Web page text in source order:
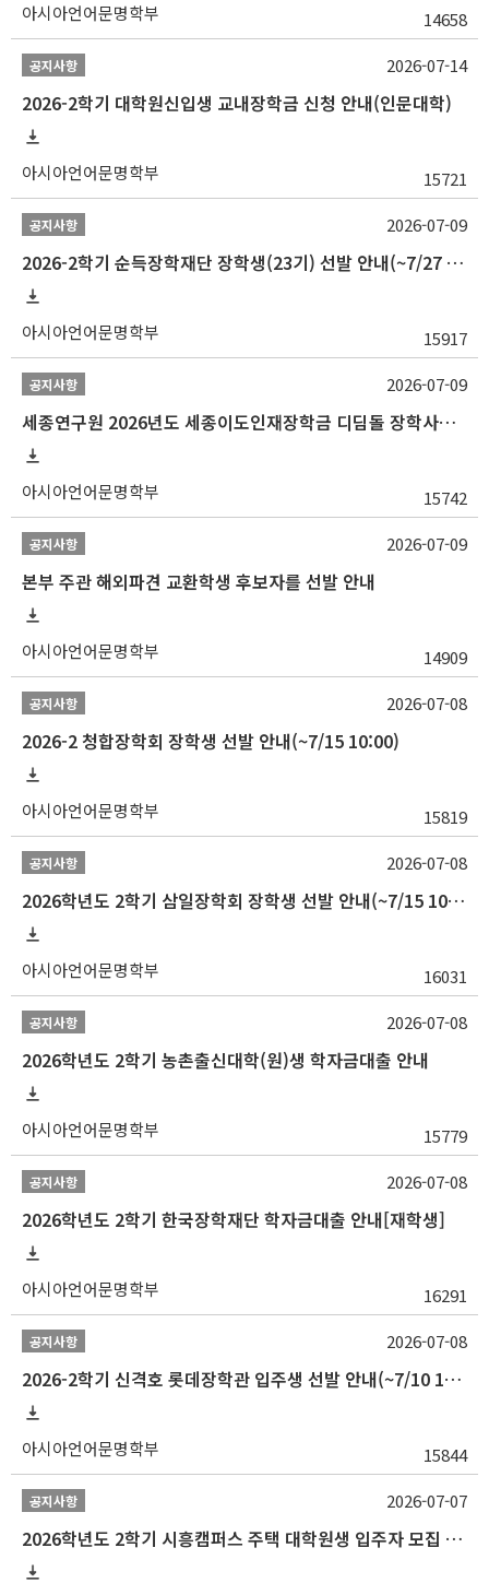
아시아언어문명학부 14658
공지사항
2026-2학기 대학원신입생 교내장학금 신청 안내(인문대학)
아시아언어문명학부 15721
2026-07-14
공지사항
2026-2학기 순득장학재단 장학생(23기) 선발 안내(~7/27 10:00)
아시아언어문명학부 15917
2026-07-09
공지사항
세종연구원 2026년도 세종이도인재장학금 디딤돌 장학사업 학자금대출 관련분야(원금상환, 이자지원) 신청 사업 안내
아시아언어문명학부 15742
2026-07-09
공지사항
본부 주관 해외파견 교환학생 후보자를 선발 안내
아시아언어문명학부 14909
2026-07-09
공지사항
2026-2 청합장학회 장학생 선발 안내(~7/15 10:00)
아시아언어문명학부 15819
2026-07-08
공지사항
2026학년도 2학기 삼일장학회 장학생 선발 안내(~7/15 10:00)
아시아언어문명학부 16031
2026-07-08
공지사항
2026학년도 2학기 농촌출신대학(원)생 학자금대출 안내
아시아언어문명학부 15779
2026-07-08
공지사항
2026학년도 2학기 한국장학재단 학자금대출 안내[재학생]
아시아언어문명학부 16291
2026-07-08
공지사항
2026-2학기 신격호 롯데장학관 입주생 선발 안내(~7/10 10:00)
아시아언어문명학부 15844
2026-07-08
공지사항
2026학년도 2학기 시흥캠퍼스 주택 대학원생 입주자 모집 안내
2026-07-07